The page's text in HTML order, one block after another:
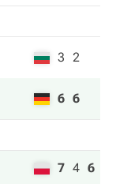
3 2
6 6
7 4 6